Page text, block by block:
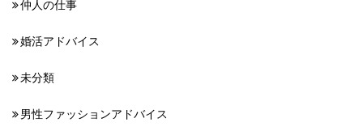
仲人の仕事
婚活アドバイス
未分類
男性ファッションアドバイス